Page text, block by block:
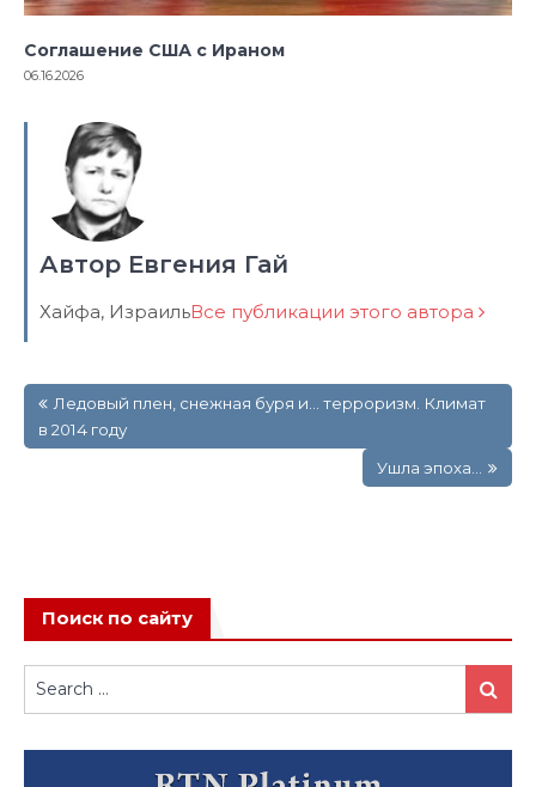
Соглашение США с Ираном
06.16.2026
Автор Евгения Гай
Хайфа, ИзраильВсе публикации этого автора
по
записям
Ледовый плен, снежная буря и… терроризм. Климат
в 2014 году
Ушла эпоха…
Поиск по сайту
for:
Search